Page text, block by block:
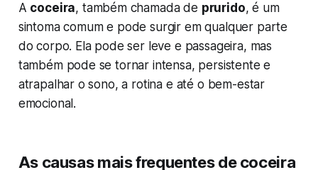
A coceira, também chamada de prurido, é um
sintoma comum e pode surgir em qualquer parte
do corpo. Ela pode ser leve e passageira, mas
também pode se tornar intensa, persistente e
atrapalhar o sono, a rotina e até o bem-estar
emocional.
As causas mais frequentes de coceira